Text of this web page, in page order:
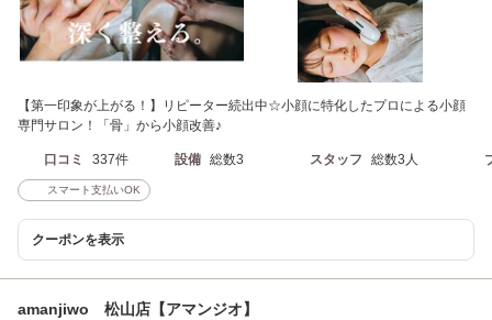
【第一印象が上がる！】リピーター続出中☆小顔に特化したプロによる小顔
専門サロン！「骨」から小顔改善♪
口コミ 337件 設備 総数3 スタッフ 総数3人
スマート支払いOK
クーポンを表示
amanjiwo 松山店【アマンジオ】